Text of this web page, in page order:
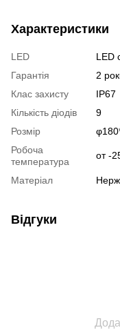
Характеристики
LED
LED
Гарантія
2
Клас захисту
IP67
Кількість діодів
9
Розмір
Робоча
температура
от -
Матеріал
Відгуки